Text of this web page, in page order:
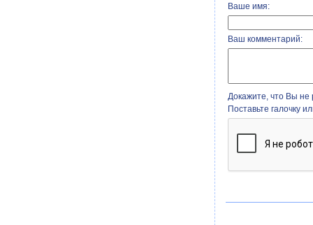
Ваше имя:
Ваш комментарий:
Докажите, что Вы не
Поставьте галочку